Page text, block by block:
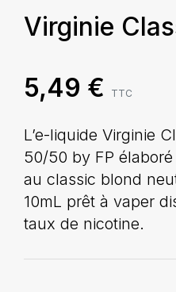
Virginie
5,49 € TTC
L’e-liquide Virginie
50/50 by FP
au classic blond
10mL prêt à vaper
taux de nicotine.